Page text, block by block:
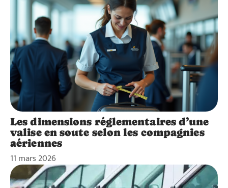
Les dimensions réglementaires d’une
valise en soute selon les compagnies
aériennes
11 mars 2026